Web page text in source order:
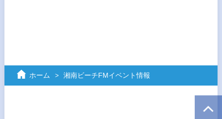
ホーム 湘南ビーチFMイベント情報